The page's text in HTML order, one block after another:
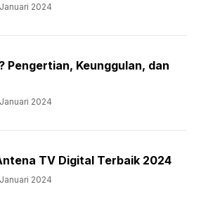
2024
Pengertian, Keunggulan, dan
2024
TV Digital Terbaik 2024
2024